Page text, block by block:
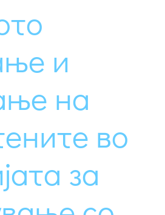
и
на
во
за